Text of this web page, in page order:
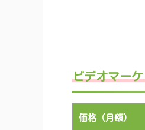
ビデオマー
価格（月額）